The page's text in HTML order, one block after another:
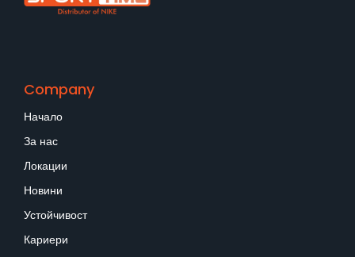
Company
Начало
За нас
Локации
Новини
Устойчивост
Кариери